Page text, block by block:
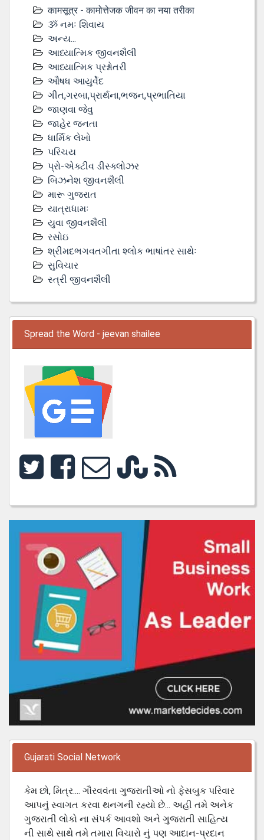
कामसूत्र - कामोत्तेजक जीवन का नया तरीका
ૐ નમઃ શિવાય
અન્ય...
આધ્યાત્મિક જીવનશૈલી
આધ્યાત્મિક પ્રશ્નોતરી
ઔષધ આયુર્વેદ
ગીત,ગરબા,પ્રાર્થના,ભજન,પ્રભાતિયા
જાણવા જેવુ
જાહેર જનતા
ધાર્મિક લેખો
પરિચય
પ્રો-એક્ટીવ ડીસ્‍ક્લોઝર
બિઝનેશ જીવનશૈલી
મારૂ ગુજરાત
યાત્રાધામઃ
યુવા જીવનશૈલી
રસોઇ
શ્રીમદભગવતગીતા શ્લોક ભાષાંતર સાથેઃ
સુવિચાર
સ્ત્રી જીવનશૈલી
Spread the Word - jeevan shailee
Gujarati Social Network
કેમ છો, મિત્ર.... ગૌરવવંતા ગુજરાતીઓ નો ફેસબુક પરિવાર
આપનું સ્વાગત કરવા થનગની રહ્યો છે... અહી તમે અનેક
ગુજરાતી લોકો ના સંપર્ક આવશો અને ગુજરાતી સાહિત્ય
ની સાથે સાથે તમે તમારા વિચારો નું પણ આદાન-પ્રદાન